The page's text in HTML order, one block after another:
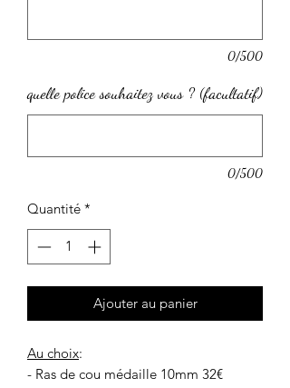
0/500
quelle police souhaitez vous ? (facultatif)
0/500
Quantité *
Ajouter au panier
Au choix:
- Ras de cou médaille 10mm 32€